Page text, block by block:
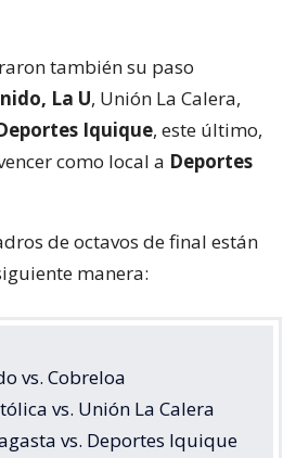
también su paso
La U, Unión La Calera,
Iquique, este último,
como local a Deportes
de octavos de final están
manera:
vs. Cobreloa
vs. Unión La Calera
vs. Deportes Iquique